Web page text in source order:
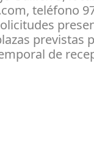
teléfono
previstas
de